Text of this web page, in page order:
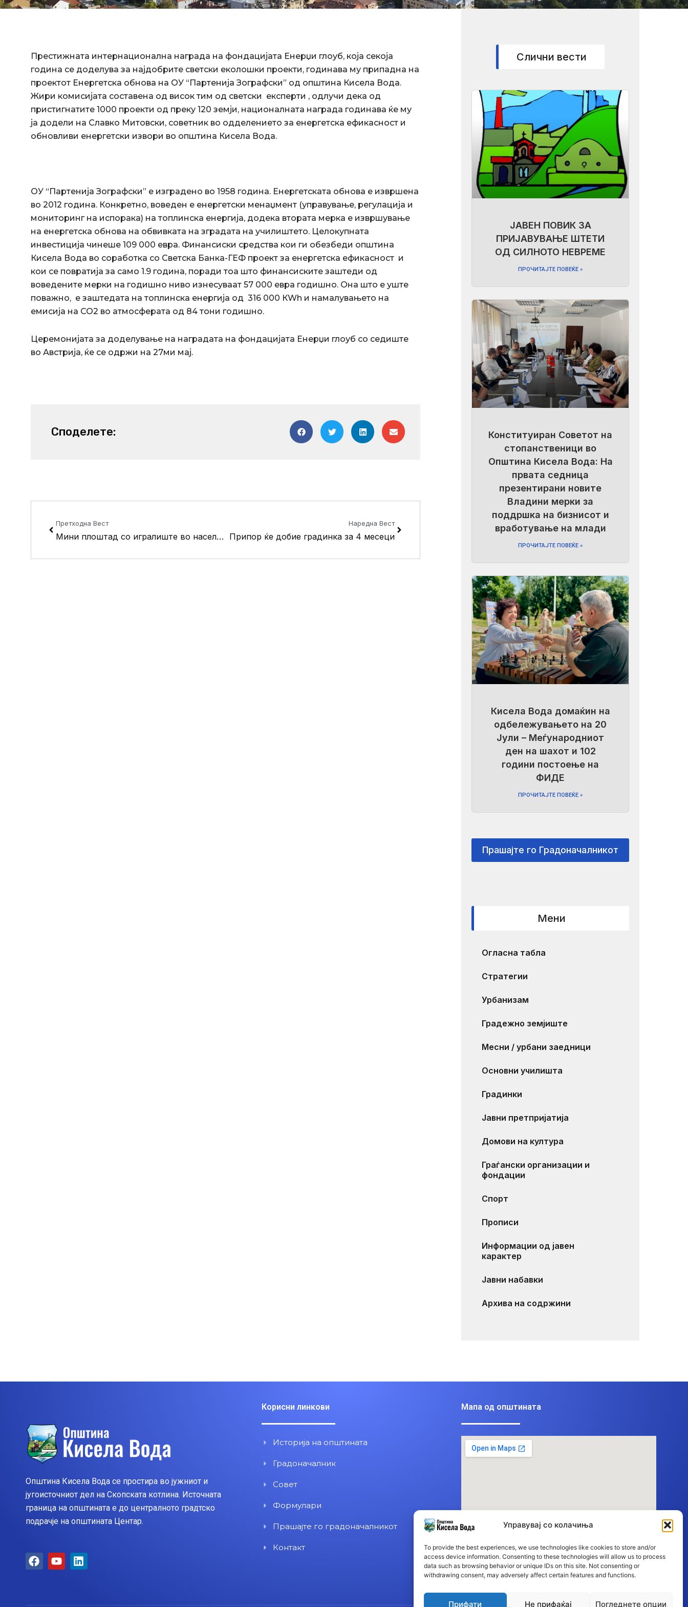
Управувај со колачиња
To provide the best experiences, we use technologies like cookies to store and/or
access device information. Consenting to these technologies will allow us to process
data such as browsing behavior or unique IDs on this site. Not consenting or
withdrawing consent, may adversely affect certain features and functions.
Прифати Не прифаќај Погледнете опции
Престижната интернационална награда на фондацијата Енерџи глоуб, која секоја
година се доделува за најдобрите светски еколошки проекти, годинава му припадна на
проектот Енергетска обнова на ОУ “Партенија Зографски” од општина Кисела Вода.
Жири комисијата составена од висок тим од светски експерти , одлучи дека од
пристигнатите 1000 проекти од преку 120 земји, националната награда годинава ќе му
ја додели на Славко Митовски, советник во одделението за енергетска ефикасност и
обновливи енергетски извори во општина Кисела Вода.
ОУ “Партенија Зографски” е изградено во 1958 година. Енергетската обнова е извршена
во 2012 година. Конкретно, воведен е енергетски менаџмент (управување, регулација и
мониторинг на испорака) на топлинска енергија, додека втората мерка е извршување
на енергетска обнова на обвивката на зградата на училиштето. Целокупната
инвестиција чинеше 109 000 евра. Финансиски средства кои ги обезбеди општина
Кисела Вода во соработка со Светска Банка-ГЕФ проект за енергетска ефикасност и
кои се повратија за само 1.9 година, поради тоа што финансиските заштеди од
воведените мерки на годишно ниво изнесуваат 57 000 евра годишно. Она што е уште
поважно, е заштедата на топлинска енергија од 316 000 КWh и намалувањето на
емисија на CO2 во атмосферата од 84 тони годишно.
Церемонијата за доделување на наградата на фондацијата Енерџи глоуб со седиште
во Австрија, ќе се одржи на 27ми мај.
Споделете:
Претходна Вест
Мини плоштад со игралиште во населба Кисела Вода
Наредна Вест
Припор ќе добие градинка за 4 месеци
Слични вести
ЈАВЕН ПОВИК ЗА
ПРИЈАВУВАЊЕ ШТЕТИ
ОД СИЛНОТО НЕВРЕМЕ
ПРОЧИТАЈТЕ ПОВЕЌЕ »
Конституиран Советот на
стопанственици во
Општина Кисела Вода: На
првата седница
презентирани новите
Владини мерки за
поддршка на бизнисот и
вработување на млади
ПРОЧИТАЈТЕ ПОВЕЌЕ »
Кисела Вода домаќин на
одбележувањето на 20
Јули – Меѓународниот
ден на шахот и 102
години постоење на
ФИДЕ
ПРОЧИТАЈТЕ ПОВЕЌЕ »
Прашајте го Градоначалникот
Мени
Огласна табла
Стратегии
Урбанизам
Градежно земјиште
Месни / урбани заедници
Основни училишта
Градинки
Јавни претпријатија
Домови на култура
Граѓански организации и
фондации
Спорт
Прописи
Информации од јавен
карактер
Јавни набавки
Архива на содржини
Општина Кисела Вода се простира во јужниот и
југоисточниот дел на Скопската котлина. Источната
граница на општината е до централното градтско
подрачје на општината Центар.
F
a
Y
o
L
i
Корисни линкови
Историја на општината
Градоначалник
Совет
Формулари
Прашајте го градоначалникот
Контакт
Мапа од општината